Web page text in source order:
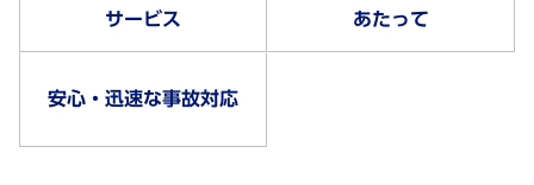
サービス
あたって
安心・迅速な事故対応